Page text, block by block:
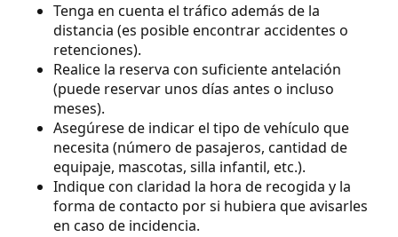
Tenga en cuenta el tráfico además de la
distancia (es posible encontrar accidentes o
retenciones).
Realice la reserva con suficiente antelación
(puede reservar unos días antes o incluso
meses).
Asegúrese de indicar el tipo de vehículo que
necesita (número de pasajeros, cantidad de
equipaje, mascotas, silla infantil, etc.).
Indique con claridad la hora de recogida y la
forma de contacto por si hubiera que avisarles
en caso de incidencia.